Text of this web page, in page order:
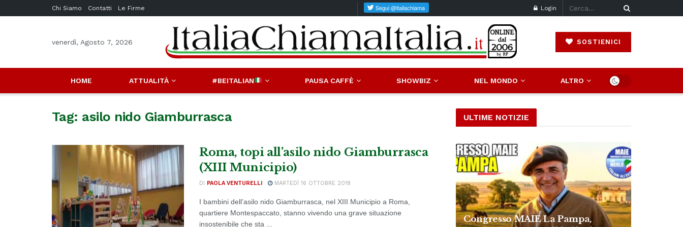
Chi Siamo Contatti Le Firme Login
venerdì, Agosto 7, 2026 SOSTIENICI
HOME ATTUALITÀ #BEITALIAN PAUSA CAFFÈ SHOWBIZ NEL MONDO ALTRO
Tag: asilo nido Giamburrasca
Roma, topi all’asilo nido Giamburrasca
(XIII Municipio)
DI PAOLA VENTURELLI MARTEDÌ 16 OTTOBRE 2018
I bambini dell’asilo nido Giamburrasca, nel XIII Municipio a Roma,
quartiere Montespaccato, stanno vivendo una grave situazione
insostenibile che sta ...
ULTIME NOTIZIE
Congresso MAIE La Pampa,